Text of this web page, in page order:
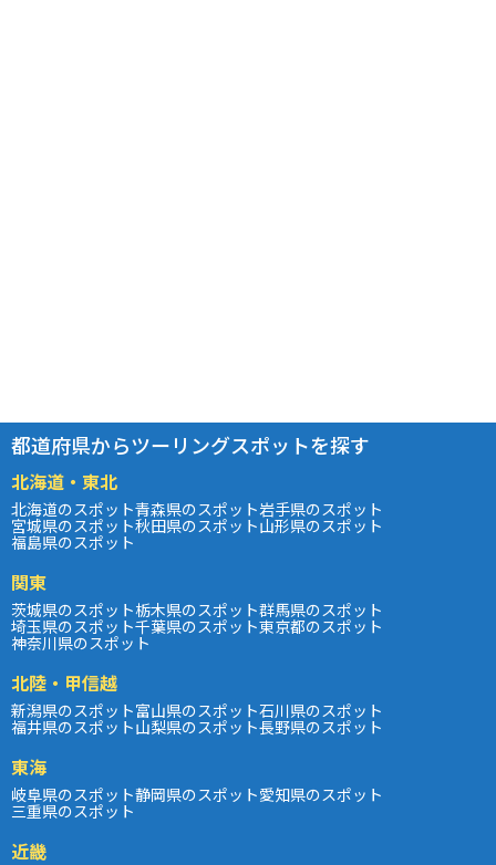
都道府県からツーリングスポットを探す
北海道・東北
北海道のスポット青森県のスポット岩手県のスポット
宮城県のスポット秋田県のスポット山形県のスポット
福島県のスポット
関東
茨城県のスポット栃木県のスポット群馬県のスポット
埼玉県のスポット千葉県のスポット東京都のスポット
神奈川県のスポット
北陸・甲信越
新潟県のスポット富山県のスポット石川県のスポット
福井県のスポット山梨県のスポット長野県のスポット
東海
岐阜県のスポット静岡県のスポット愛知県のスポット
三重県のスポット
近畿